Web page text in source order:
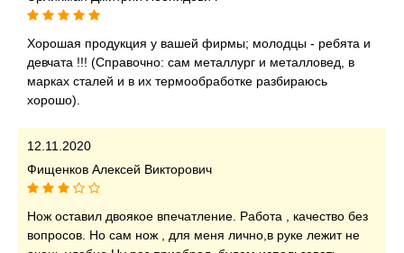
Хорошая продукция у вашей фирмы; молодцы - ребята и
девчата !!! (Справочно: сам металлург и металловед, в
марках сталей и в их термообработке разбираюсь
хорошо).
12.11.2020
Фищенков Алексей Викторович
Нож оставил двоякое впечатление. Работа , качество без
вопросов. Но сам нож , для меня лично,в руке лежит не